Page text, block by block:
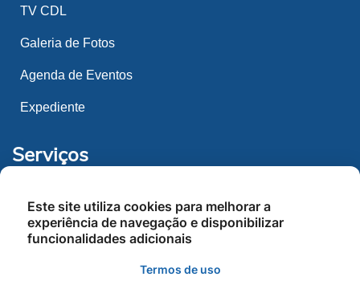
TV CDL
Galeria de Fotos
Agenda de Eventos
Expediente
Serviços
Convênios
Este site utiliza cookies para melhorar a
experiência de navegação e disponibilizar
funcionalidades adicionais
Termos de uso